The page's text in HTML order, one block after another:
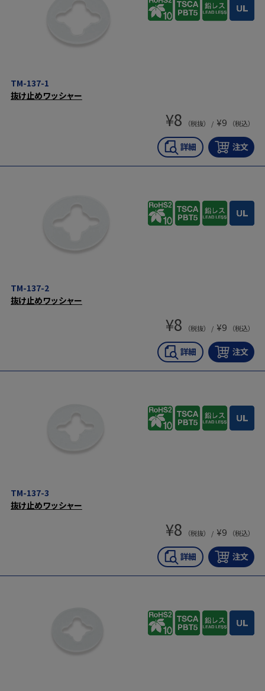
TM-137-1
抜け止めワッシャー
¥8 （税抜） / ¥9 （税込）
TM-137-2
抜け止めワッシャー
¥8 （税抜） / ¥9 （税込）
TM-137-3
抜け止めワッシャー
¥8 （税抜） / ¥9 （税込）